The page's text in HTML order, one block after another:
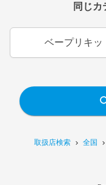
取扱店検索 全国
同じカ
ベープリキッ